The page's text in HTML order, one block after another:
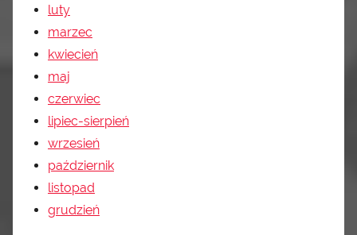
luty
marzec
kwiecień
maj
czerwiec
lipiec-sierpień
wrzesień
październik
listopad
grudzień